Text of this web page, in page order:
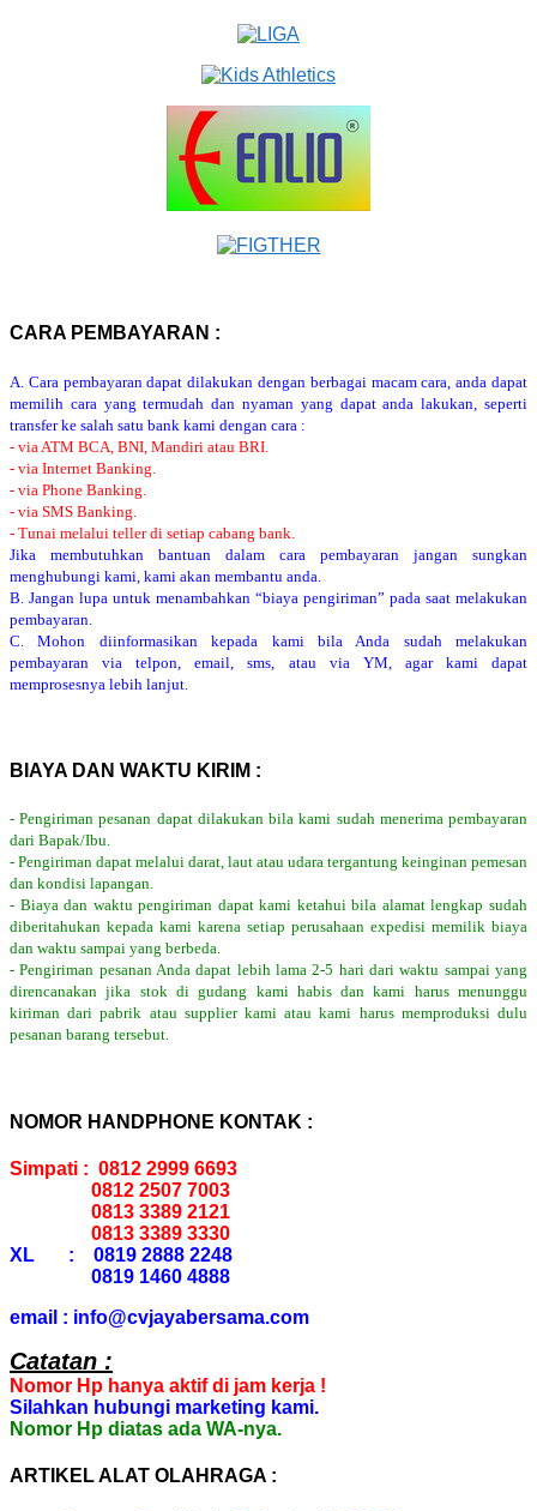
CARA PEMBAYARAN :
A. Cara pembayaran dapat dilakukan dengan berbagai macam cara, anda dapat
memilih cara yang termudah dan nyaman yang dapat anda lakukan, seperti
transfer ke salah satu bank kami dengan cara :
- via ATM BCA, BNI, Mandiri atau BRI.
- via Internet Banking.
- via Phone Banking.
- via SMS Banking.
- Tunai melalui teller di setiap cabang bank.
Jika membutuhkan bantuan dalam cara pembayaran jangan sungkan
menghubungi kami, kami akan membantu anda.
B. Jangan lupa untuk menambahkan “biaya pengiriman” pada saat melakukan
pembayaran.
C. Mohon diinformasikan kepada kami bila Anda sudah melakukan
pembayaran via telpon, email, sms, atau via YM, agar kami dapat
memprosesnya lebih lanjut.
BIAYA DAN WAKTU KIRIM :
- Pengiriman pesanan dapat dilakukan bila kami sudah menerima pembayaran
dari Bapak/Ibu.
- Pengiriman dapat melalui darat, laut atau udara tergantung keinginan pemesan
dan kondisi lapangan.
- Biaya dan waktu pengiriman dapat kami ketahui bila alamat lengkap sudah
diberitahukan kepada kami karena setiap perusahaan expedisi memilik biaya
dan waktu sampai yang berbeda.
- Pengiriman pesanan Anda dapat lebih lama 2-5 hari dari waktu sampai yang
direncanakan jika stok di gudang kami habis dan kami harus menunggu
kiriman dari pabrik atau supplier kami atau kami harus memproduksi dulu
pesanan barang tersebut.
NOMOR HANDPHONE KONTAK :
Simpati : 0812 2999 6693
0812 2507 7003
0813 3389 2121
0813 3389 3330
XL : 0819 2888 2248
0819 1460 4888
email : info@cvjayabersama.com
Catatan :
Nomor Hp hanya aktif di jam kerja !
Silahkan hubungi marketing kami.
Nomor Hp diatas ada WA-nya.
ARTIKEL ALAT OLAHRAGA :